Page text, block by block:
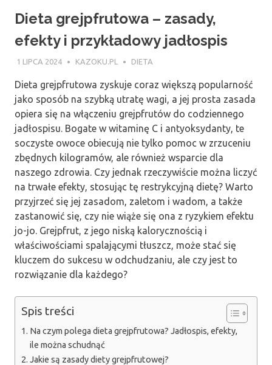
Dieta grejpfrutowa – zasady,
efekty i przykładowy jadłospis
1 LIPCA 2024 KAZOKU.PL DIETA
Dieta grejpfrutowa zyskuje coraz większą popularność
jako sposób na szybką utratę wagi, a jej prosta zasada
opiera się na włączeniu grejpfrutów do codziennego
jadłospisu. Bogate w witaminę C i antyoksydanty, te
soczyste owoce obiecują nie tylko pomoc w zrzuceniu
zbędnych kilogramów, ale również wsparcie dla
naszego zdrowia. Czy jednak rzeczywiście można liczyć
na trwałe efekty, stosując tę restrykcyjną dietę? Warto
przyjrzeć się jej zasadom, zaletom i wadom, a także
zastanowić się, czy nie wiąże się ona z ryzykiem efektu
jo-jo. Grejpfrut, z jego niską kalorycznością i
właściwościami spalającymi tłuszcz, może stać się
kluczem do sukcesu w odchudzaniu, ale czy jest to
rozwiązanie dla każdego?
Spis treści
Na czym polega dieta grejpfrutowa? Jadłospis, efekty,
ile można schudnąć
Jakie są zasady diety grejpfrutowej?